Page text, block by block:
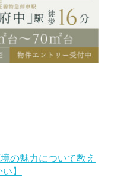
の魅力について教え
】